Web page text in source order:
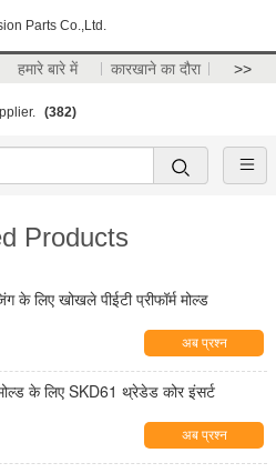
Parts Co.,Ltd.
हमारे बारे में कारखाने का दौरा >>
(382)
Products
के लिए खोखले पीईटी प्रीफॉर्म मोल्ड
अब प्रश्न
के लिए SKD61 थ्रेडेड कोर इंसर्ट
अब प्रश्न